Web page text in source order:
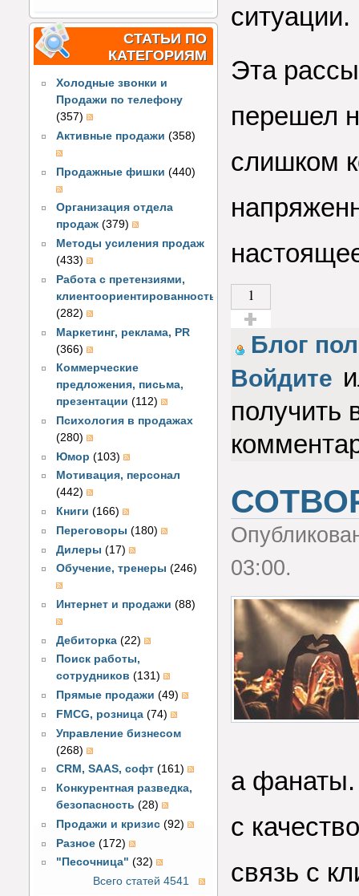
СТАТЬИ ПО
КАТЕГОРИЯМ
Холодные звонки и
Продажи по телефону
(357)
Активные продажи (358)
Продажные фишки (440)
Организация отдела
продаж (379)
Методы усиления продаж
(433)
Работа с претензиями,
клиентоориентированность
(282)
Маркетинг, реклама, PR
(366)
Коммерческие
предложения, письма,
презентации (112)
Психология в продажах
(280)
Юмор (103)
Мотивация, персонал
(442)
Книги (166)
Переговоры (180)
Дилеры (17)
Обучение, тренеры (246)
Интернет и продажи (88)
Дебиторка (22)
Поиск работы,
сотрудников (131)
Прямые продажи (49)
FMCG, розница (74)
Управление бизнесом
(268)
CRM, SAAS, софт (161)
Конкурентная разведка,
безопасность (28)
Продажи и кризис (92)
Разное (172)
"Песочница" (32)
Всего статей 4541
ситуации.
Эта
перешел
слишком
1
Голос за!
Блог
Войдите
получить
03:00.
а фанаты.
с
связь с